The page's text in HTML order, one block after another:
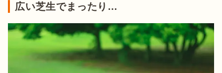
広い芝生でまったり…